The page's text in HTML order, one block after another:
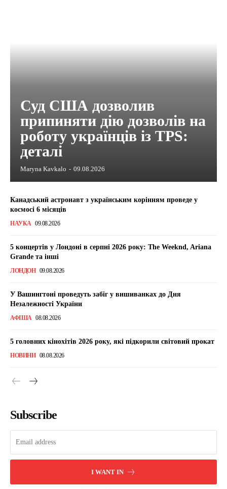
Суд США дозволив
припиняти дію дозволів на
роботу українців із TPS:
деталі
Maryna Kavkalo - 09.08.2026
Канадський астронавт з українським корінням проведе у
космосі 6 місяців
НАУКА 09.08.2026
5 концертів у Лондоні в серпні 2026 року: The Weeknd, Ariana
Grande та інші
ЛОНДОН 09.08.2026
У Вашингтоні проведуть забіг у вишиванках до Дня
Незалежності України
АФІША 08.08.2026
5 головних кінохітів 2026 року, які підкорили світовий прокат
НОВИНИ 08.08.2026
Subscribe
I WANT IN